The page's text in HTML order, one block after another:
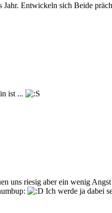
Entwickeln sich Beide
ist ...
uns riesig aber ein wenig
Ich werde ja dabei